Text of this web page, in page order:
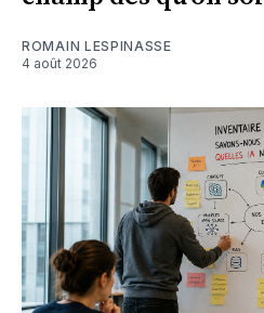
ROMAIN LESPINASSE
4 août 2026